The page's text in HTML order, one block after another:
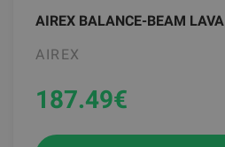
AIREX BALANCE-BEAM LAVA
AIREX
187.49€